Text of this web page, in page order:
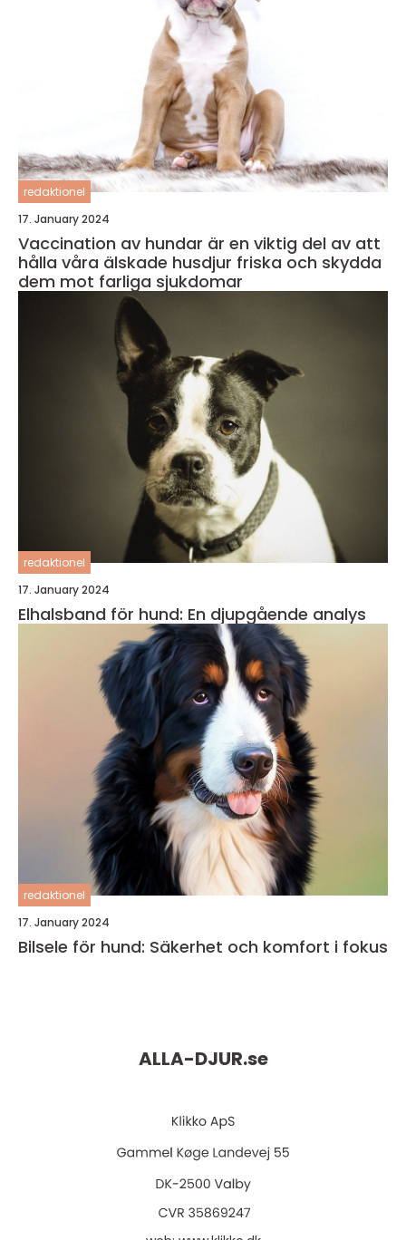
redaktionel
17. January 2024
Vaccination av hundar är en viktig del av att
hålla våra älskade husdjur friska och skydda
dem mot farliga sjukdomar
redaktionel
17. January 2024
Elhalsband för hund: En djupgående analys
redaktionel
17. January 2024
Bilsele för hund: Säkerhet och komfort i fokus
ALLA-DJUR.se